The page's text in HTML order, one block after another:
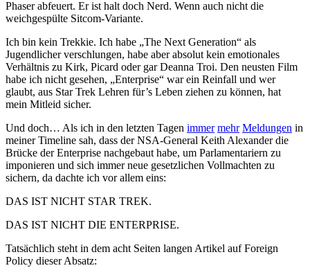
Phaser abfeuert. Er ist halt doch Nerd. Wenn auch nicht die
weichgespülte Sitcom-Variante.
Ich bin kein Trekkie. Ich habe „The Next Generation“ als
Jugendlicher verschlungen, habe aber absolut kein emotionales
Verhältnis zu Kirk, Picard oder gar Deanna Troi. Den neusten Film
habe ich nicht gesehen, „Enterprise“ war ein Reinfall und wer
glaubt, aus Star Trek Lehren für’s Leben ziehen zu können, hat
mein Mitleid sicher.
Und doch… Als ich in den letzten Tagen immer mehr Meldungen in
meiner Timeline sah, dass der NSA-General Keith Alexander die
Brücke der Enterprise nachgebaut habe, um Parlamentariern zu
imponieren und sich immer neue gesetzlichen Vollmachten zu
sichern, da dachte ich vor allem eins:
DAS IST NICHT STAR TREK.
DAS IST NICHT DIE ENTERPRISE.
Tatsächlich steht in dem acht Seiten langen Artikel auf Foreign
Policy dieser Absatz: